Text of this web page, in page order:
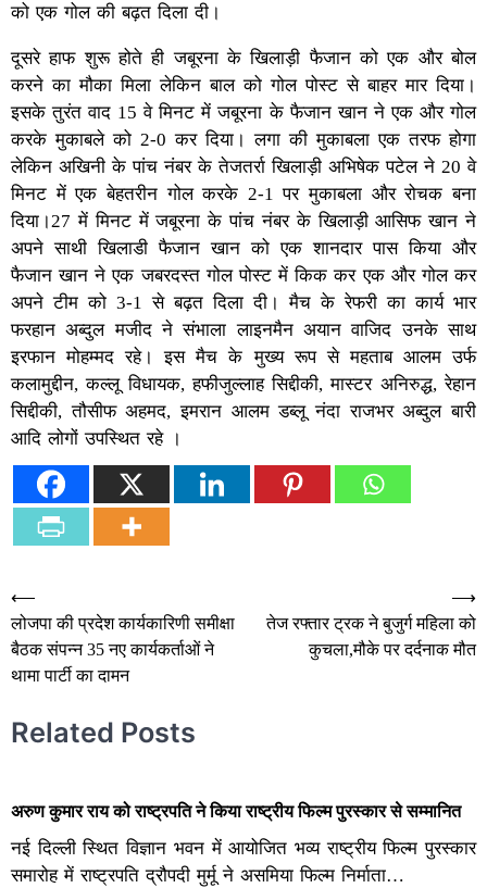
को एक गोल की बढ़त दिला दी।
दूसरे हाफ शुरू होते ही जबूरना के खिलाड़ी फैजान को एक और बोल
करने का मौका मिला लेकिन बाल को गोल पोस्ट से बाहर मार दिया।
इसके तुरंत वाद 15 वे मिनट में जबूरना के फैजान खान ने एक और गोल
करके मुकाबले को 2-0 कर दिया। लगा की मुकाबला एक तरफ होगा
लेकिन अखिनी के पांच नंबर के तेजतर्रा खिलाड़ी अभिषेक पटेल ने 20 वे
मिनट में एक बेहतरीन गोल करके 2-1 पर मुकाबला और रोचक बना
दिया।27 में मिनट में जबूरना के पांच नंबर के खिलाड़ी आसिफ खान ने
अपने साथी खिलाडी फैजान खान को एक शानदार पास किया और
फैजान खान ने एक जबरदस्त गोल पोस्ट में किक कर एक और गोल कर
अपने टीम को 3-1 से बढ़त दिला दी। मैच के रेफरी का कार्य भार
फरहान अब्दुल मजीद ने संभाला लाइनमैन अयान वाजिद उनके साथ
इरफान मोहम्मद रहे। इस मैच के मुख्य रूप से महताब आलम उर्फ
कलामुद्दीन, कल्लू विधायक, हफीजुल्लाह सिद्दीकी, मास्टर अनिरुद्ध, रेहान
सिद्दीकी, तौसीफ अहमद, इमरान आलम डब्लू नंदा राजभर अब्दुल बारी
आदि लोगों उपस्थित रहे ।
Post
navigation
⟵
लोजपा की प्रदेश कार्यकारिणी समीक्षा
बैठक संपन्न 35 नए कार्यकर्ताओं ने
थामा पार्टी का दामन
तेज रफ्तार ट्रक ने बुजुर्ग महिला को
कुचला,मौके पर दर्दनाक मौत
⟶
Related Posts
अरुण कुमार राय को राष्ट्रपति ने किया राष्ट्रीय फिल्म पुरस्कार से सम्मानित
नई दिल्ली स्थित विज्ञान भवन में आयोजित भव्य राष्ट्रीय फिल्म पुरस्कार
समारोह में राष्ट्रपति द्रौपदी मुर्मू ने असमिया फिल्म निर्माता…